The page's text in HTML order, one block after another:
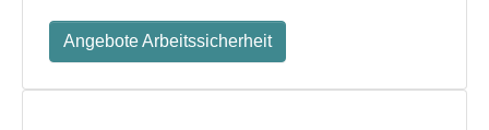
Angebote Arbeitssicherheit